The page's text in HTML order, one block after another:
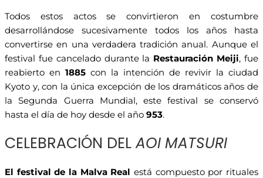
Todos estos actos se convirtieron en costumbre
desarrollándose sucesivamente todos los años hasta
convertirse en una verdadera tradición anual. Aunque el
festival fue cancelado durante la Restauración Meiji, fue
reabierto en 1885 con la intención de revivir la ciudad
Kyoto y, con la única excepción de los dramáticos años de
la Segunda Guerra Mundial, este festival se conservó
hasta el día de hoy desde el año 953.
CELEBRACIÓN DELAOI MATSURI
El festival de la Malva Real está compuesto por rituales